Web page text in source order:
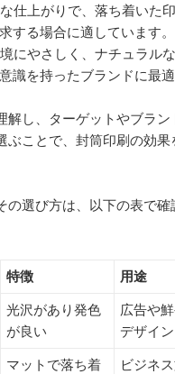
仕上がりで、落ち着いた
する場合に適しています。
にやさしく、ナチュラル
識を持ったブランドに最適
解し、ターゲットやブラン
ぶことで、封筒印刷の効果
の選び方は、以下の表で確
特徴
用途
光沢があり発色
が良い
広告や
デザイン
マットで落ち着
ビジネ